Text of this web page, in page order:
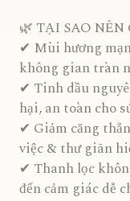
🌿 TẠI SAO NÊN
✔ Mùi hương
không gian tràn
✔ Tinh dầu
hại, an toàn cho
✔ Giảm căng
việc & thư giãn
✔ Thanh lọc
đến cảm giác dễ